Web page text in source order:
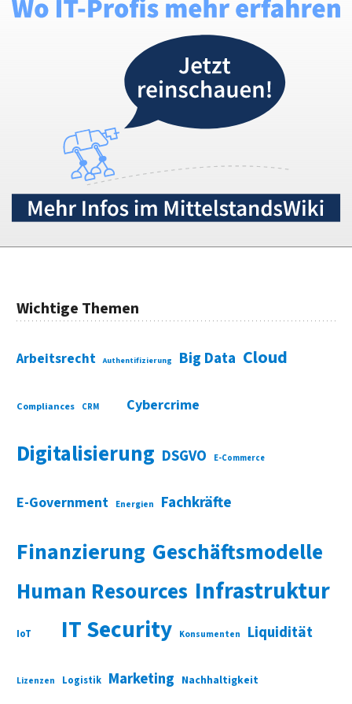
Wichtige Themen
Arbeitsrecht Authentifizierung Big Data Cloud
Compliances CRM Cybercrime
Digitalisierung DSGVO E-Commerce
E-Government Energien Fachkräfte
Finanzierung Geschäftsmodelle
Human Resources Infrastruktur
IoT IT Security Konsumenten Liquidität
Lizenzen Logistik Marketing Nachhaltigkeit